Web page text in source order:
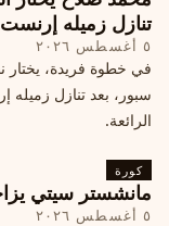
تنازل زميله
٥ أغسطس ٢٠٢٦
سبور، بعد تنازل
الرائعة.
كورة
مانشستر سيتي
٥ أغسطس ٢٠٢٦